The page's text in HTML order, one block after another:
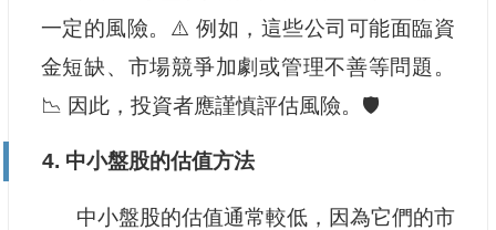
一定的風險。⚠️ 例如，這些公司可能面臨資
金短缺、市場競爭加劇或管理不善等問題。
📉 因此，投資者應謹慎評估風險。🛡️
4. 中小盤股的估值方法
中小盤股的估值通常較低，因為它們的市